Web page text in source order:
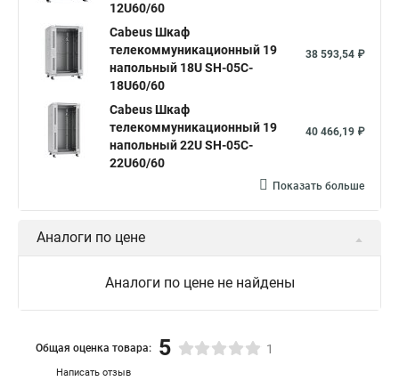
12U60/60
Cabeus Шкаф
телекоммуникационный 19
напольный 18U SH-05C-
18U60/60
38 593,54 ₽
Cabeus Шкаф
телекоммуникационный 19
напольный 22U SH-05C-
22U60/60
40 466,19 ₽
Показать больше
Аналоги по цене
Аналоги по цене не найдены
Написать отзыв
Общая оценка товара: 5 1